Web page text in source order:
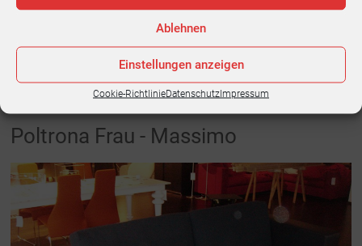
Ablehnen
Einstellungen anzeigen
Cookie-RichtlinieDatenschutzImpressum
2.650,00 €
VERKAUFT
Poltrona Frau - Massimo